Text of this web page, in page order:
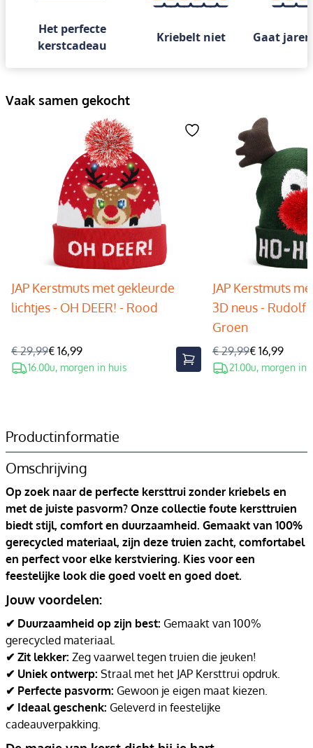
Het perfecte
kerstcadeau
Kriebelt niet Gaat
Vaak samen gekocht
JAP Kerstmuts met gekleurde
lichtjes - OH DEER! - Rood
€ 29,99€ 16,99
16.00u, morgen in huis
JAP Kerstmuts
3D neus - Rudolf
Groen
€ 29,99€ 16,99
21.00u, morgen in
Productinformatie
Omschrijving
Op zoek naar de perfecte kersttrui zonder kriebels en
met de juiste pasvorm? Onze collectie foute kersttruien
biedt stijl, comfort en duurzaamheid. Gemaakt van 100%
gerecycled materiaal, zijn deze truien zacht, comfortabel
en perfect voor elke kerstviering. Kies voor een
feestelijke look die goed voelt en goed doet.
Jouw voordelen:
✔ Duurzaamheid op zijn best: Gemaakt van 100%
gerecycled materiaal.
✔ Zit lekker: Zeg vaarwel tegen truien die jeuken!
✔ Uniek ontwerp: Straal met het JAP Kersttrui opdruk.
✔ Perfecte pasvorm: Gewoon je eigen maat kiezen.
✔ Ideaal geschenk: Geleverd in feestelijke
cadeauverpakking.